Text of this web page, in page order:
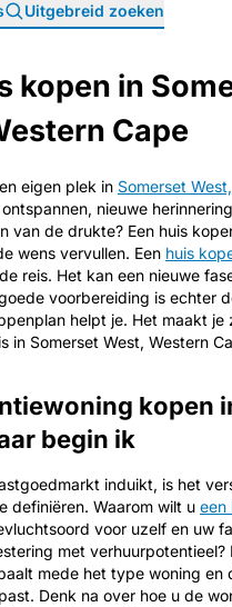
Uitgebreid zoeken
kopen in
Cape
eigen plek in Somerset
nieuwe
van de drukte? Een huis
wens vervullen. Een huis
reis. Het kan een nieuwe
voorbereiding is echter
helpt je. Het maakt je
in Somerset West, Western
kopen
begin ik
induikt, is het
definiëren. Waarom wilt u een
voor uzelf en uw
met
mede het type woning en
Denk na over hoe u de